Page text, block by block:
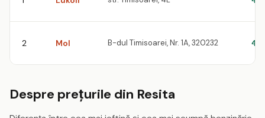
2 Mol B-dul Timisoarei, Nr. 1A, 320232
Despre prețurile din Resita